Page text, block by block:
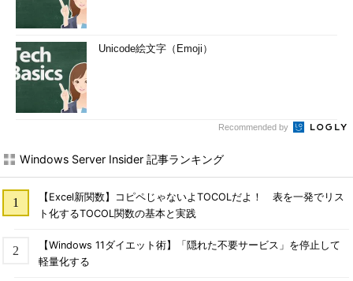
もし、自分が利用している機器が40Wと表記されたUSB PD電
源（出力はUSB Type-C）を利用しているのなら、40W以上の表
記を持つUSB PD電源は必ず互換性を持つ。この条件を満たせ
ば、ユーザーは、出力電力や電圧といったUSB PD機器の仕様を
考える必要はない。なお、表記未満のUSB PD電源が使えるかど
うかについては、USB PDの仕様上「不明」で、機器側の仕様に
どの場合であっても「安全」なのかどうかは、USB PDの問題
きる電気機器に関しては、安全であることが法的に求められてい
るが、法律が追い付かない部分（例えば、モバイルバッテリーが
からのオンライン通販などもあり、必ずしも「安全」な製品だけ
が流通しているわけではないことに留意されたい。
Unicode絵文字（Emoji）
Recommended by
Windows Server Insider 記事ランキング
【Excel新関数】コピペじゃないよTOCOLだよ！ 表を一発でリス
ト化するTOCOL関数の基本と実践
【Windows 11ダイエット術】「隠れた不要サービス」を停止して
軽量化する